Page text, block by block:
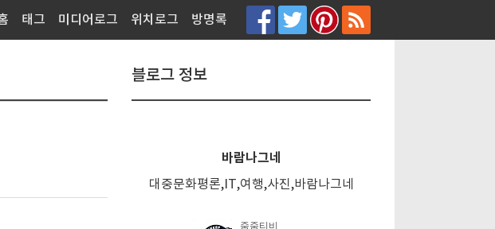
태그 미디어로그 위치로그 방명록
블로그 정보
바람나그네
대중문화평론,IT,여행,사진,바람나그네